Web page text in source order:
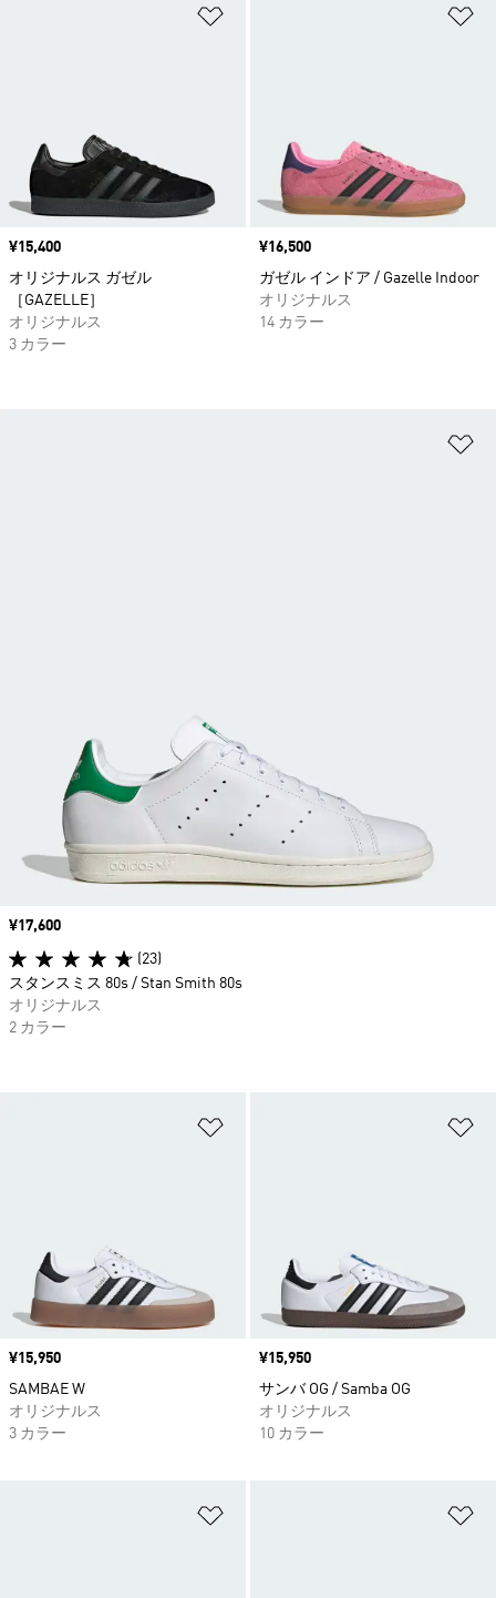
価格
¥15,400
オリジナルス ガゼル
［GAZELLE］
オリジナルス
3 カラー
価格
¥16,500
ガゼル インドア / Gazelle Indoor
オリジナルス
14 カラー
価格
¥15,950
SAMBAE W
オリジナルス
3 カラー
価格
¥15,950
サンバ OG / Samba OG
オリジナルス
10 カラー
価格
¥17,600
(23)
スタンスミス 80s / Stan Smith 80s
オリジナルス
2 カラー